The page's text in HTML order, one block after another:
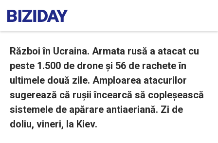
Război în Ucraina. Armata rusă a atacat cu
peste 1.500 de drone și 56 de rachete în
ultimele două zile. Amploarea atacurilor
sugerează că rușii încearcă să copleșească
sistemele de apărare antiaeriană. Zi de
doliu, vineri, la Kiev.